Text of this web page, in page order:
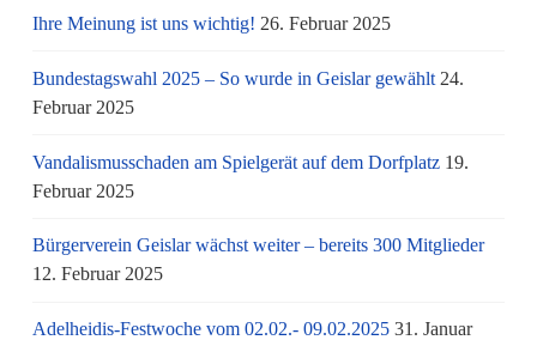
Ihre Meinung ist uns wichtig! 26. Februar 2025
Bundestagswahl 2025 – So wurde in Geislar gewählt 24.
Februar 2025
Vandalismusschaden am Spielgerät auf dem Dorfplatz 19.
Februar 2025
Bürgerverein Geislar wächst weiter – bereits 300 Mitglieder
12. Februar 2025
Adelheidis-Festwoche vom 02.02.- 09.02.2025 31. Januar